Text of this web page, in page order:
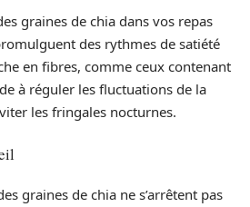
graines de chia dans vos repas
des rythmes de satiété
en fibres, comme ceux contenant
à réguler les fluctuations de la
les fringales nocturnes.
graines de chia ne s’arrêtent pas